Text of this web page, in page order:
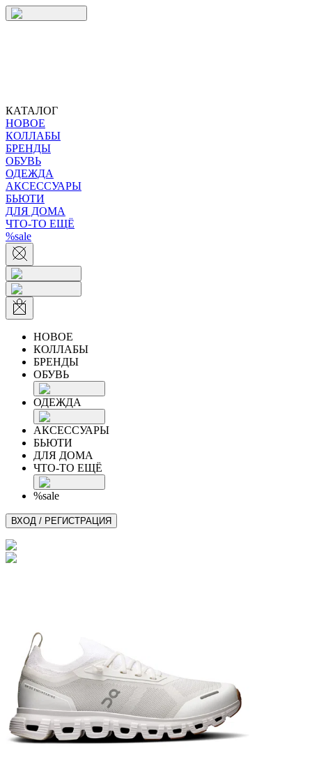
КАТАЛОГ
НОВОЕ
КОЛЛАБЫ
БРЕНДЫ
ОБУВЬ
ОДЕЖДА
АКСЕССУАРЫ
БЬЮТИ
ДЛЯ ДОМА
ЧТО-ТО ЕЩЁ
%sale
НОВОЕ
КОЛЛАБЫ
БРЕНДЫ
ОБУВЬ
ОДЕЖДА
АКСЕССУАРЫ
БЬЮТИ
ДЛЯ ДОМА
ЧТО-ТО ЕЩЁ
%sale
ВХОД / РЕГИСТРАЦИЯ